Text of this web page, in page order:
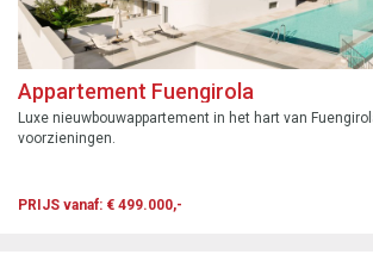
Appartement Fuengirola
Luxe nieuwbouwappartement in het hart van
voorzieningen.
PRIJS vanaf: € 499.000,-